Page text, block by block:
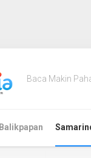
Baca Makin
Balikpapan